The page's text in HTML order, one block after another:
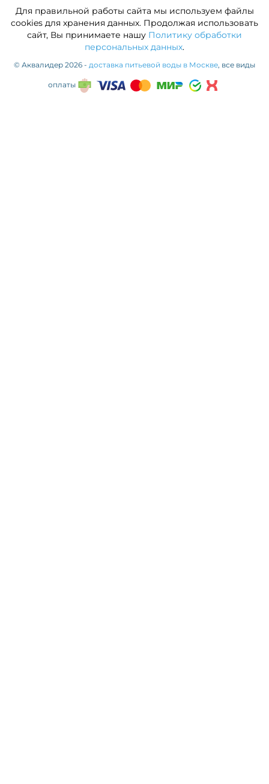
Для правильной работы сайта мы используем файлы
cookies для хранения данных. Продолжая использовать
сайт, Вы принимаете нашу Политику обработки
персональных данных.
© Аквалидер 2026 - доставка питьевой воды в Москве, все виды
оплаты